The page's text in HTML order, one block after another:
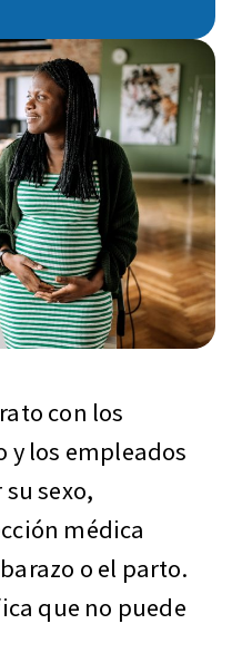
con los
y los empleados
sexo,
médica
o el parto.
que no puede